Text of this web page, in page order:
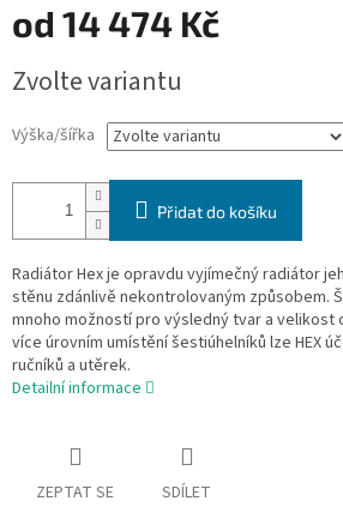
od 14 474 Kč
cena:
Zvolte variantu
Výška/šířka
Přidat do košíku
Radiátor Hex je opravdu vyjímečný radiátor
stěnu zdánlivě nekontrolovaným způsobem.
mnoho možností pro výsledný tvar a velikost
více úrovním umístění šestiúhelníků lze HEX
ručníků a utěrek.
Detailní informace
ZEPTAT SE SDÍLET